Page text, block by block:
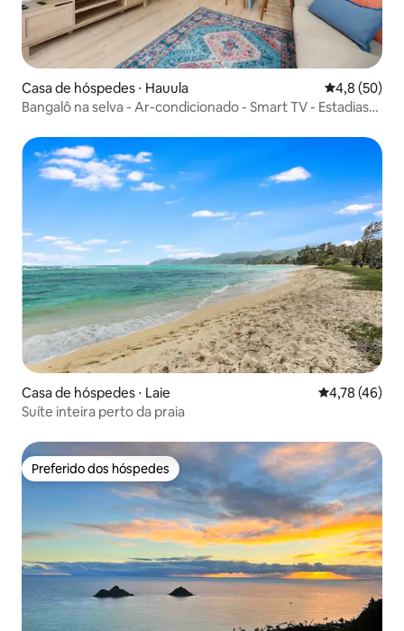
Casa de hóspedes ⋅ Hauula 4,8 de uma
4,8 (50)
Bangalô na selva - Ar-condicionado - Smart TV - Estadias
Casa de hóspedes ⋅ Laie 4,78 de uma
4,78 (46)
Suíte inteira perto da praia
Preferido dos hóspedes
Preferido dos hóspedes